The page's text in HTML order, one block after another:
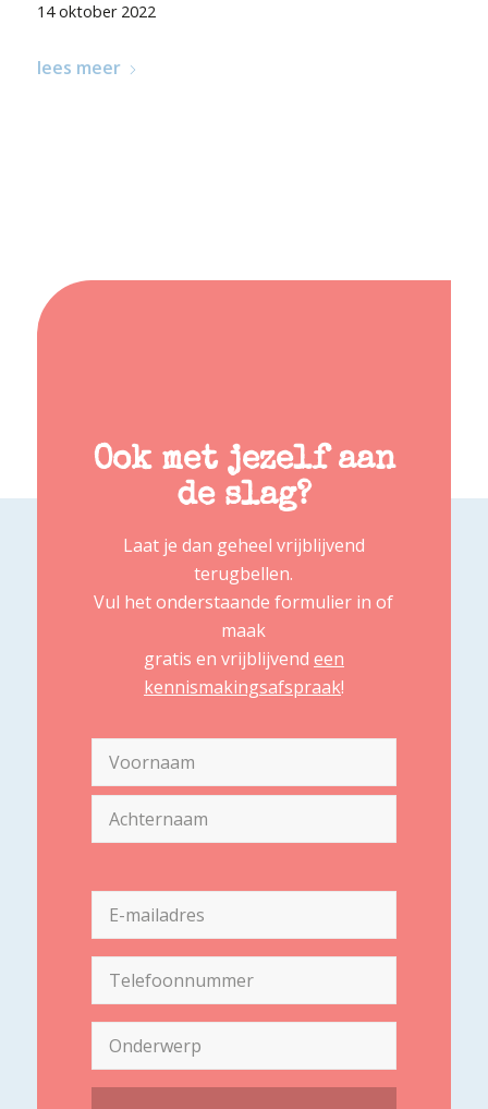
14 oktober 2022
lees meer
Ook met jezelf aan
de slag?
Laat je dan geheel vrijblijvend
terugbellen.
Vul het onderstaande formulier in of
maak
gratis en vrijblijvend een
kennismakingsafspraak!
Naam
(Vereist)
Telefoon
Onderwerp